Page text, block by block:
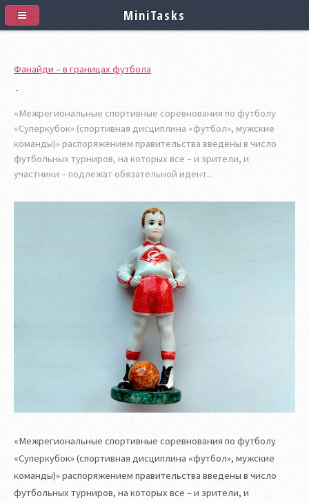
Фанайди – в границах футбола
«Межрегиональные спортивные соревнования по футболу
«Суперкубок» (спортивная дисциплина «футбол», мужские
команды)» распоряжением правительства введены в число
футбольных турниров, на которых все – и зрители, и
участники – подлежат обязательной идент...
«Межрегиональные спортивные соревнования по футболу
«Суперкубок» (спортивная дисциплина «футбол», мужские
команды)» распоряжением правительства введены в число
футбольных турниров, на которых все – и зрители, и
MiniTasks